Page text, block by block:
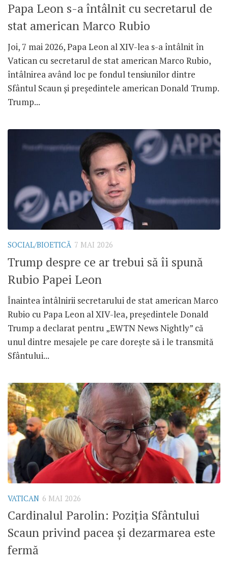
Papa Leon s-a întâlnit cu secretarul de
stat american Marco Rubio
Joi, 7 mai 2026, Papa Leon al XIV-lea s-a întâlnit în
Vatican cu secretarul de stat american Marco Rubio,
întâlnirea având loc pe fondul tensiunilor dintre
Sfântul Scaun și președintele american Donald Trump.
Trump...
SOCIAL/BIOETICĂ 7 MAI 2026
Trump despre ce ar trebui să îi spună
Rubio Papei Leon
Înaintea întâlnirii secretarului de stat american Marco
Rubio cu Papa Leon al XIV-lea, președintele Donald
Trump a declarat pentru „EWTN News Nightly” că
unul dintre mesajele pe care dorește să i le transmită
Sfântului...
VATICAN 6 MAI 2026
Cardinalul Parolin: Poziția Sfântului
Scaun privind pacea și dezarmarea este
fermă